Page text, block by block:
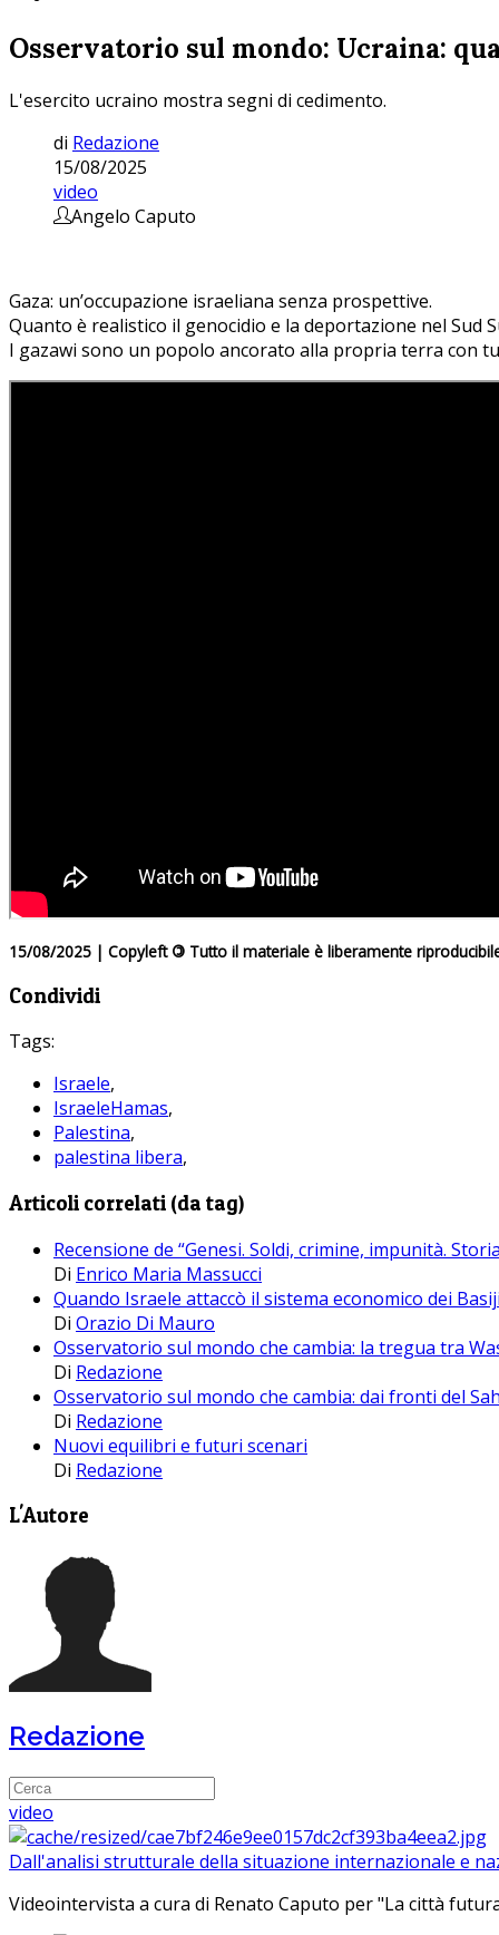
Osservatorio sul mondo: Ucraina:
L'esercito ucraino mostra segni di cedimento.
di Redazione
15/08/2025
video
Angelo Caputo
Gaza: un’occupazione israeliana senza prospettive.
Quanto è realistico il genocidio e la deportazione nel Sud
I gazawi sono un popolo ancorato alla propria terra con
15/08/2025 | Copyleft © Tutto il materiale è liberamente
Condividi
Tags:
Israele,
IsraeleHamas,
Palestina,
palestina libera,
Articoli correlati (da tag)
Recensione de “Genesi. Soldi, crimine, impunità.
Di Enrico Maria Massucci
Quando Israele attaccò il sistema economico dei
Di Orazio Di Mauro
Osservatorio sul mondo che cambia: la tregua tra
Di Redazione
Osservatorio sul mondo che cambia: dai fronti del
Di Redazione
Nuovi equilibri e futuri scenari
Di Redazione
L'Autore
Redazione
video
Dall'analisi strutturale della situazione internazionale e
Videointervista a cura di Renato Caputo per "La città